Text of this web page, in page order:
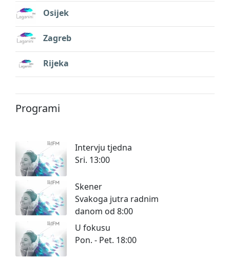
Osijek
Zagreb
Rijeka
Programi
Intervju tjedna
Sri. 13:00
Skener
Svakoga jutra radnim
danom od 8:00
U fokusu
Pon. - Pet. 18:00